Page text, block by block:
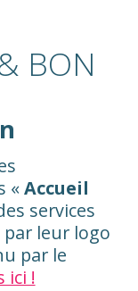
BON
«Accueil
services
leur logo
par le
ici !